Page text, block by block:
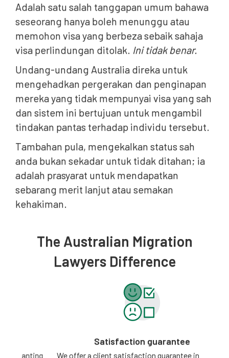
Adalah satu salah tanggapan umum bahawa
seseorang hanya boleh menunggu atau
memohon visa yang berbeza sebaik sahaja
visa perlindungan ditolak. Ini tidak benar.
Undang-undang Australia direka untuk
mengehadkan pergerakan dan penginapan
mereka yang tidak mempunyai visa yang sah
dan sistem ini bertujuan untuk mengambil
tindakan pantas terhadap individu tersebut.
Tambahan pula, mengekalkan status sah
anda bukan sekadar untuk tidak ditahan; ia
adalah prasyarat untuk mendapatkan
sebarang merit lanjut atau semakan
kehakiman.
The Australian Migration
Lawyers Difference
Satisfaction guarantee
We offer a client satisfaction guarantee in relation